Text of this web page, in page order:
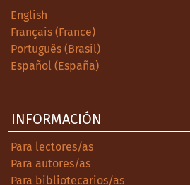
Mexiquense/UAM-
Lewis, T. (1997). Divided
the Interestate Highways,
American Life. Estados
historia de IKA, primera
integrada de Sudamérica.
Lenguaje Claro Editora.
Moulton, H. (1933). The
English
Français (France)
Português (Brasil)
Español (España)
INFORMACIÓN
Para lectores/as
Para autores/as
Para bibliotecarios/as